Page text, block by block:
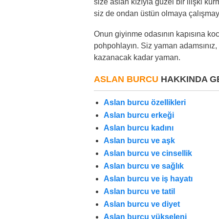
size aslan kızıyla güzel bir ilişki
siz de ondan üstün olmaya
Onun giyinme odasının kapısına
pohpohlayın. Siz yaman
kazanacak kadar yaman.
ASLAN BURCU HAKKINDA
Aslan burcu özellikleri
Aslan burcu erkeği
Aslan burcu kadını
Aslan burcu ve aşk
Aslan burcu ve cinsellik
Aslan burcu ve sağlık
Aslan burcu ve iş hayatı
Aslan burcu ve tatil
Aslan burcu ve diyet
Aslan burcu yükseleni